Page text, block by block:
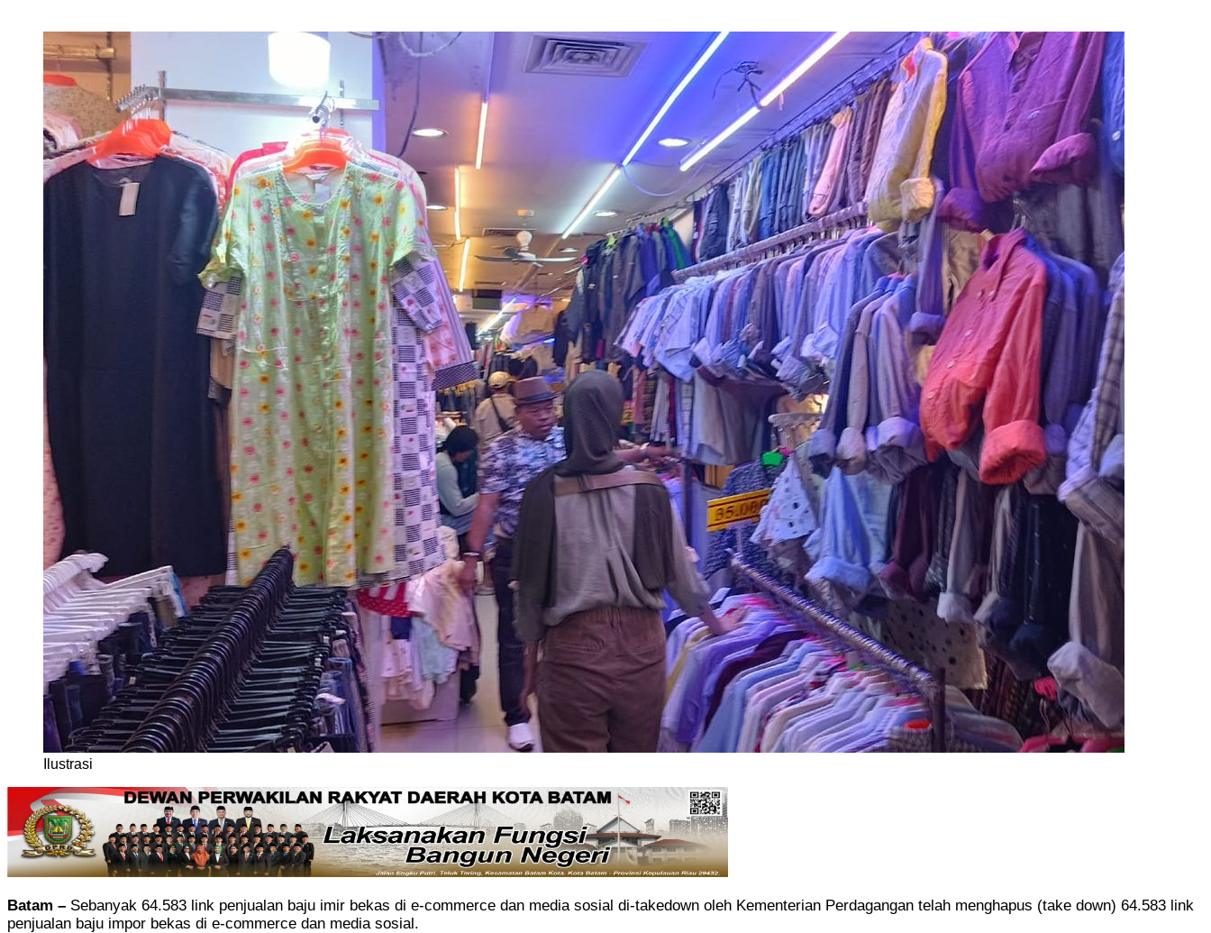
Ilustrasi
Batam – Sebanyak 64.583 link penjualan baju imir bekas di e-commerce dan media sosial di-takedown oleh Kementerian Perdagangan telah menghapus (take down) 64.583 link
penjualan baju impor bekas di e-commerce dan media sosial.